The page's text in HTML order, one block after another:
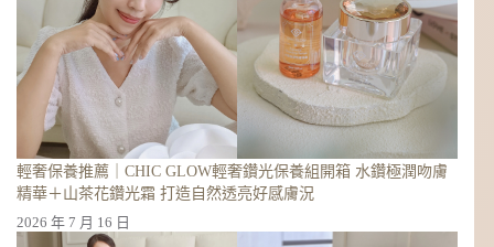
輕奢保養推薦｜CHIC GLOW輕奢鑽光保養組開箱 水鑽極潤吻膚
精華＋山茶花鑽光霜 打造自然透亮好感膚況
2026 年 7 月 16 日